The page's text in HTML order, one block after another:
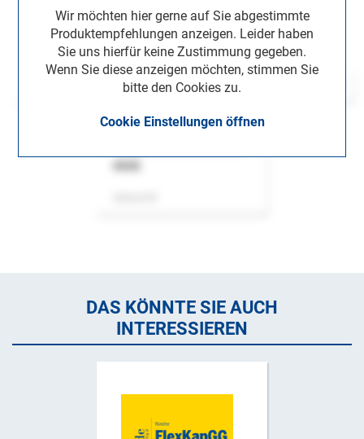
Wir möchten hier gerne auf Sie abgestimmte
Produktempfehlungen anzeigen. Leider haben
Sie uns hierfür keine Zustimmung gegeben.
Wenn Sie diese anzeigen möchten, stimmen Sie
bitte den Cookies zu.
Cookie Einstellungen öffnen
DAS KÖNNTE SIE AUCH
INTERESSIEREN